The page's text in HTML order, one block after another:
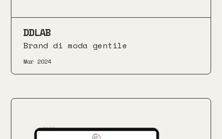
DDLAB
Brand di moda gentile
Mar 2024